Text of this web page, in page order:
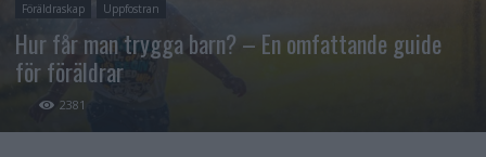
Föräldraskap Uppfostran
Hur får man trygga barn? – En omfattande guide
för föräldrar
2381